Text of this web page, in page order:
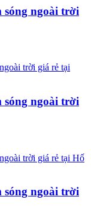
sóng ngoài trời
sóng ngoài trời
sóng ngoài trời